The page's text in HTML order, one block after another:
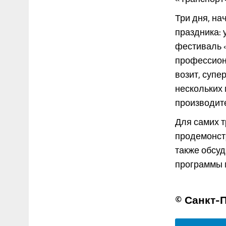
Три дня,
фестиваль
возит,
Для самих
также
программы
© Санкт-